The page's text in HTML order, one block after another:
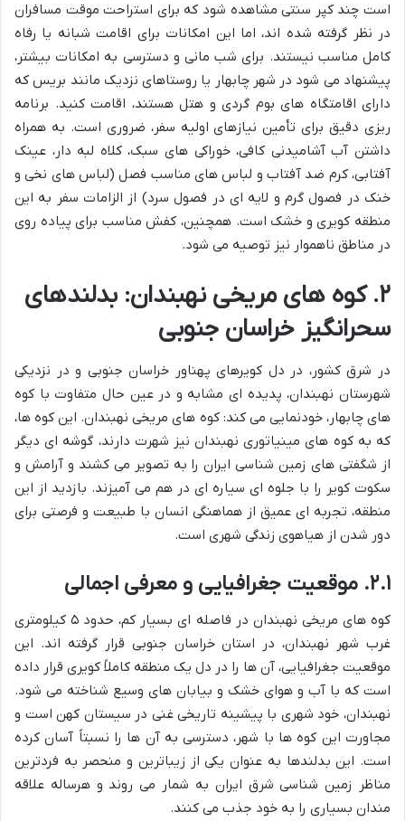
است چند کپر سنتی مشاهده شود که برای استراحت موقت مسافران
در نظر گرفته شده اند، اما این امکانات برای اقامت شبانه یا رفاه
کامل مناسب نیستند. برای شب مانی و دسترسی به امکانات بیشتر،
پیشنهاد می شود در شهر چابهار یا روستاهای نزدیک مانند بریس که
دارای اقامتگاه های بوم گردی و هتل هستند، اقامت کنید. برنامه
ریزی دقیق برای تأمین نیازهای اولیه سفر، ضروری است. به همراه
داشتن آب آشامیدنی کافی، خوراکی های سبک، کلاه لبه دار، عینک
آفتابی، کرم ضد آفتاب و لباس های مناسب فصل (لباس های نخی و
خنک در فصول گرم و لایه ای در فصول سرد) از الزامات سفر به این
منطقه کویری و خشک است. همچنین، کفش مناسب برای پیاده روی
در مناطق ناهموار نیز توصیه می شود.
۲. کوه های مریخی نهبندان: بدلندهای
سحرانگیز خراسان جنوبی
در شرق کشور، در دل کویرهای پهناور خراسان جنوبی و در نزدیکی
شهرستان نهبندان، پدیده ای مشابه و در عین حال متفاوت با کوه
های چابهار، خودنمایی می کند: کوه های مریخی نهبندان. این کوه ها،
که به کوه های مینیاتوری نهبندان نیز شهرت دارند، گوشه ای دیگر
از شگفتی های زمین شناسی ایران را به تصویر می کشند و آرامش و
سکوت کویر را با جلوه ای سیاره ای در هم می آمیزند. بازدید از این
منطقه، تجربه ای عمیق از هماهنگی انسان با طبیعت و فرصتی برای
دور شدن از هیاهوی زندگی شهری است.
۲.۱. موقعیت جغرافیایی و معرفی اجمالی
کوه های مریخی نهبندان در فاصله ای بسیار کم، حدود ۵ کیلومتری
غرب شهر نهبندان، در استان خراسان جنوبی قرار گرفته اند. این
موقعیت جغرافیایی، آن ها را در دل یک منطقه کاملاً کویری قرار داده
است که با آب و هوای خشک و بیابان های وسیع شناخته می شود.
نهبندان، خود شهری با پیشینه تاریخی غنی در سیستان کهن است و
مجاورت این کوه ها با شهر، دسترسی به آن ها را نسبتاً آسان کرده
است. این بدلندها به عنوان یکی از زیباترین و منحصر به فردترین
مناظر زمین شناسی شرق ایران به شمار می روند و هرساله علاقه
مندان بسیاری را به خود جذب می کنند.